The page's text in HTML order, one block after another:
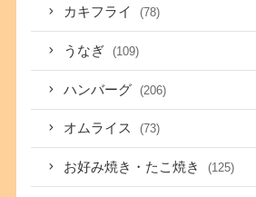
カキフライ (78)
うなぎ (109)
ハンバーグ (206)
オムライス (73)
お好み焼き・たこ焼き (125)